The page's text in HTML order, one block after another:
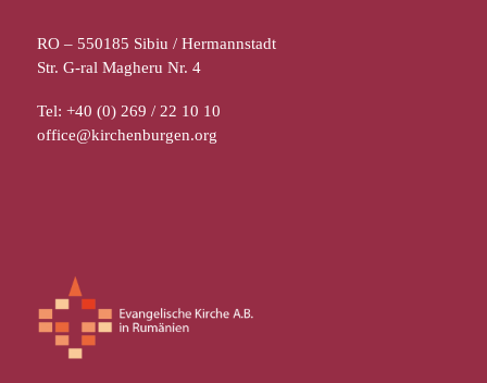
RO – 550185 Sibiu / Hermannstadt
Str. G-ral Magheru Nr. 4
Tel: +40 (0) 269 / 22 10 10
office@kirchenburgen.org